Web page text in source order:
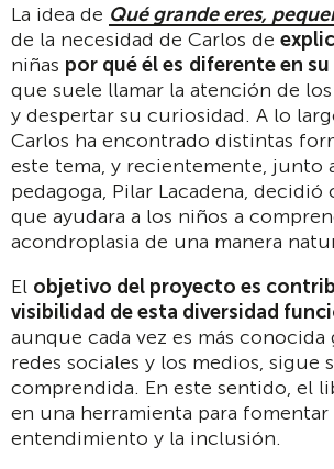
La idea de Qué grande eres,
de la necesidad de Carlos de
niñas por qué él es diferente en
que suele llamar la atención de
y despertar su curiosidad. A lo
Carlos ha encontrado distintas
este tema, y recientemente, junto
pedagoga, Pilar Lacadena,
que ayudara a los niños a
acondroplasia de una manera
El objetivo del proyecto es
visibilidad de esta diversidad
aunque cada vez es más conocida
redes sociales y los medios, sigue
comprendida. En este sentido, el
en una herramienta para fomentar
entendimiento y la inclusión.